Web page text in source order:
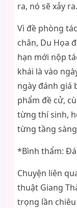
ra, nó sẽ xảy ra.
Vì đề phòng
chân, Du Họa
hạn mới nộp
khái là vào
ngày đánh giá
phẩm đề cử,
từng thí sinh,
từng tầng
*Bình thẩm:
Chuyện liên
thuật Giang
trọng lần